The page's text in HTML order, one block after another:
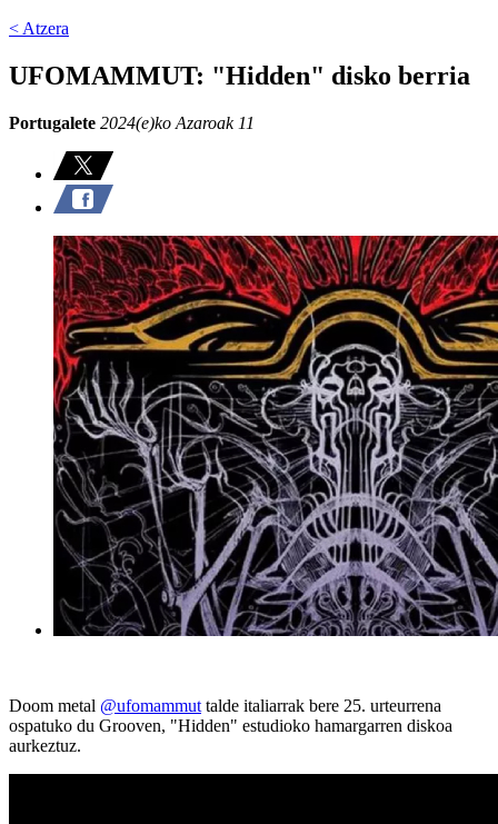
< Atzera
UFOMAMMUT: "Hidden" disko berria
Portugalete 2024(e)ko Azaroak 11
Doom metal @ufomammut talde italiarrak bere 25. urteurrena
ospatuko du Grooven, "Hidden" estudioko hamargarren diskoa
aurkeztuz.